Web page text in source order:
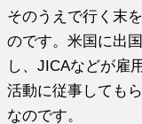
そのうえで行く末
のです。米国に出
し、JICAなどが雇
活動に従事しても
なのです。